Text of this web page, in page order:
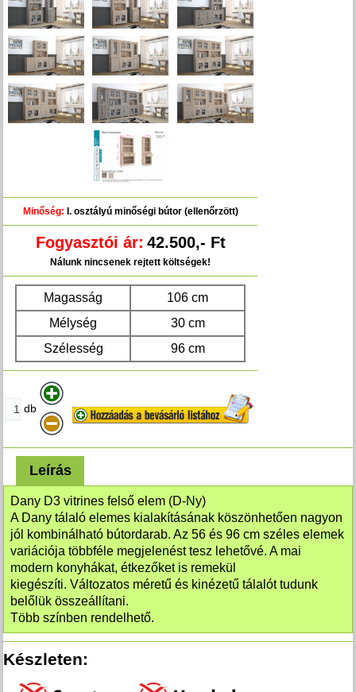
Minőség: I. osztályú minőségi bútor (ellenőrzött)
Fogyasztói ár: 42.500,- Ft
Nálunk nincsenek rejtett költségek!
Magasság
106 cm
Mélység
30 cm
Szélesség
96 cm
db
Leírás
Dany D3 vitrines felső elem (D-Ny)
A Dany tálaló elemes kialakításának köszönhetően nagyon
jól kombinálható bútordarab. Az 56 és 96 cm széles elemek
variációja többféle megjelenést tesz lehetővé. A mai
modern konyhákat, étkezőket is remekül
kiegészíti. Változatos méretű és kinézetű tálalót tudunk
belőlük összeállítani.
Több színben rendelhető.
Készleten: